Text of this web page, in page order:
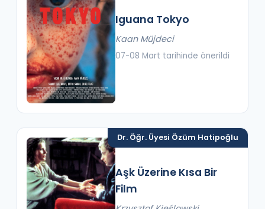
Iguana Tokyo
Kaan Müjdeci
07-08 Mart tarihinde önerildi
Dr. Öğr. Üyesi Özüm Hatipoğlu
Aşk Üzerine Kısa Bir
Film